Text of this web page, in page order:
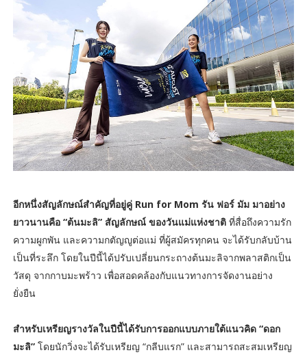
อีกหนึ่งสัญลักษณ์สำคัญที่อยู่คู่ Run for Mom รัน ฟอร์ มัม มาอย่าง
ยาวนานคือ “ต้นมะลิ” สัญลักษณ์ ของวันแม่แห่งชาติที่สื่อถึงความรัก
ความผูกพัน และความกตัญญูต่อแม่ ที่ผู้สมัครทุกคน จะได้รับกลับบ้าน
เป็นที่ระลึก โดยในปีนี้ได้ปรับเปลี่ยนกระถางต้นมะลิจากพลาสติกเป็น
วัสดุ จากกาบมะพร้าว เพื่อสอดคล้องกับแนวทางการจัดงานอย่าง
ยั่งยืน
สำหรับเหรียญรางวัลในปีนี้ได้รับการออกแบบภายใต้แนวคิด “ดอก
มะลิ”โดยนักวิ่งจะได้รับเหรียญ “กลีบแรก” และสามารถสะสมเหรียญ